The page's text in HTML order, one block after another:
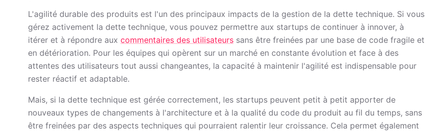
L'agilité durable des produits est l'un des principaux impacts de la gestion de la dette technique. Si vous
gérez activement la dette technique, vous pouvez permettre aux startups de continuer à innover, à
itérer et à répondre aux commentaires des utilisateurs sans être freinées par une base de code fragile et
en détérioration. Pour les équipes qui opèrent sur un marché en constante évolution et face à des
attentes des utilisateurs tout aussi changeantes, la capacité à maintenir l'agilité est indispensable pour
rester réactif et adaptable.
Mais, si la dette technique est gérée correctement, les startups peuvent petit à petit apporter de
nouveaux types de changements à l'architecture et à la qualité du code du produit au fil du temps, sans
être freinées par des aspects techniques qui pourraient ralentir leur croissance. Cela permet également